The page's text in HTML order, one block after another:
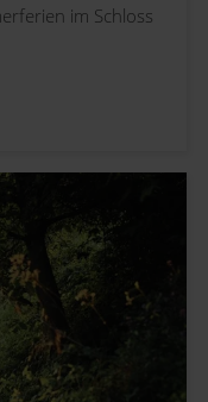
im Schloss